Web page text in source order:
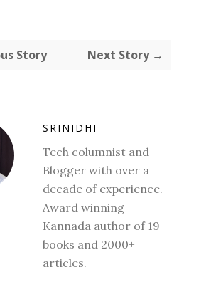
Story Next Story →
SRINIDHI
Tech columnist and
Blogger with over a
decade of experience.
Award winning
Kannada author of 19
books and 2000+
articles.